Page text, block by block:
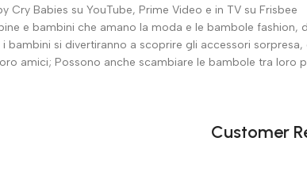
Cry Babies su YouTube, Prime Video e in TV su Frisbee
e bambini che amano la moda e le bambole fashion,
i bambini si divertiranno a scoprire gli accessori
amici; Possono anche scambiare le bambole tra loro
Customer